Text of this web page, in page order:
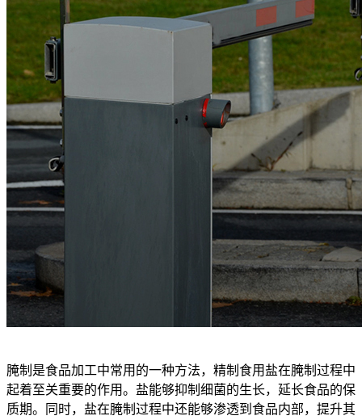
腌制是食品加工中常用的一种方法，精制食用盐在腌制过程中
起着至关重要的作用。盐能够抑制细菌的生长，延长食品的保
质期。同时，盐在腌制过程中还能够渗透到食品内部，提升其